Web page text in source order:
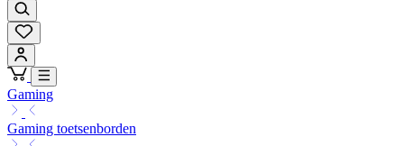
Gaming
Gaming toetsenborden